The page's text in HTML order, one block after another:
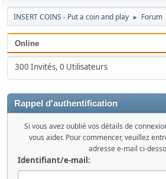
INSERT COINS - Put a coin and play ► Forum
Online
300 Invités, 0 Utilisateurs
Rappel d'authentification
Si vous avez oublié vos détails de
vous aider. Pour commencer, veuillez
adresse e-mail ci-
Identifiant/e-mail: